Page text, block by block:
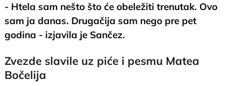
- Htela sam nešto što će obeležiti trenutak. Ovo
sam ja danas. Drugačija sam nego pre pet
godina - izjavila je Sančez.
Zvezde slavile uz piće i pesmu Matea
Bočelija